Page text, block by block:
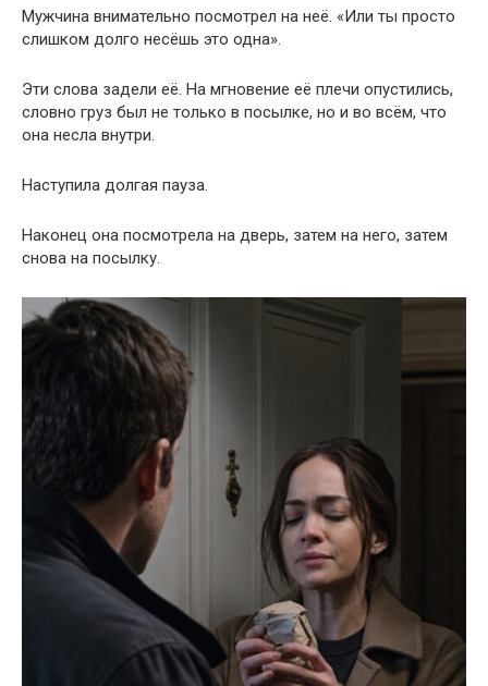
Мужчина внимательно посмотрел на неё. «Или ты просто
слишком долго несёшь это одна».
Эти слова задели её. На мгновение её плечи опустились,
словно груз был не только в посылке, но и во всём, что
она несла внутри.
Наступила долгая пауза.
Наконец она посмотрела на дверь, затем на него, затем
снова на посылку.